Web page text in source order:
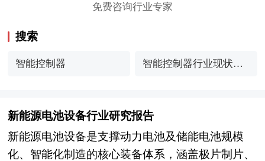
免费咨询行业专家
搜索
智能控制器 智能控制器行业现状分
新能源电池设备行业研究报告
新能源电池设备是支撑动力电池及储能电池规模
化、智能化制造的核心装备体系，涵盖极片制片、